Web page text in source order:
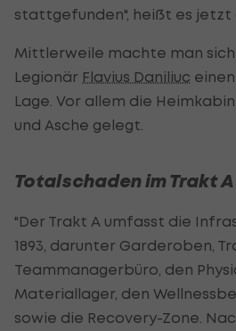
stattgefunden", heißt es jetzt
Mittlerweile machte man sich
Legionär Flavius Daniliuc
Lage. Vor allem die
und Asche gelegt.
Totalschaden im Trakt A
"Der Trakt A umfasst die
1893, darunter Garderoben,
Teammanagerbüro, den
Materiallager, den
sowie die Recovery-Zone.